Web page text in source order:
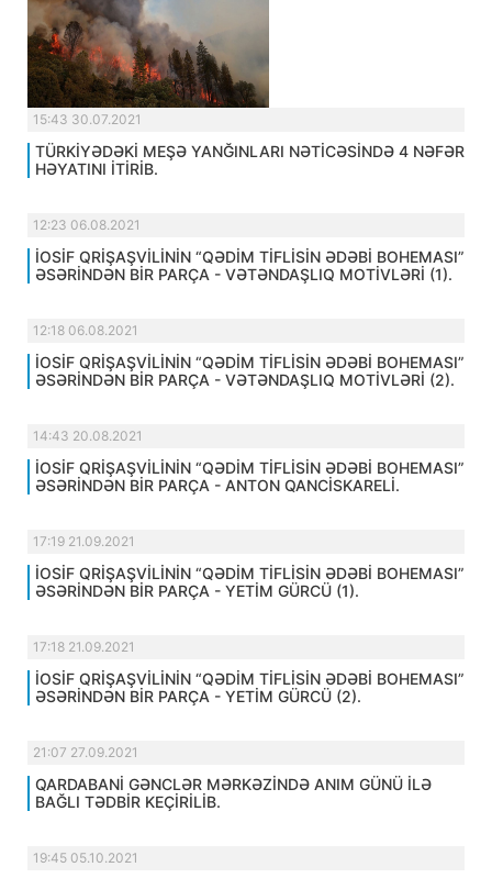
15:43 30.07.2021
TÜRKİYƏDƏKİ MEŞƏ YANĞINLARI NƏTİCƏSİNDƏ 4 NƏFƏR
HƏYATINI İTİRİB.
12:23 06.08.2021
İOSİF QRİŞAŞVİLİNİN “QƏDİM TİFLİSİN ƏDƏBİ BOHEMASI”
ƏSƏRİNDƏN BİR PARÇA - VƏTƏNDAŞLIQ MOTİVLƏRİ (1).
12:18 06.08.2021
İOSİF QRİŞAŞVİLİNİN “QƏDİM TİFLİSİN ƏDƏBİ BOHEMASI”
ƏSƏRİNDƏN BİR PARÇA - VƏTƏNDAŞLIQ MOTİVLƏRİ (2).
14:43 20.08.2021
İOSİF QRİŞAŞVİLİNİN “QƏDİM TİFLİSİN ƏDƏBİ BOHEMASI”
ƏSƏRİNDƏN BİR PARÇA - ANTON QANCİSKARELİ.
17:19 21.09.2021
İOSİF QRİŞAŞVİLİNİN “QƏDİM TİFLİSİN ƏDƏBİ BOHEMASI”
ƏSƏRİNDƏN BİR PARÇA - YETİM GÜRCÜ (1).
17:18 21.09.2021
İOSİF QRİŞAŞVİLİNİN “QƏDİM TİFLİSİN ƏDƏBİ BOHEMASI”
ƏSƏRİNDƏN BİR PARÇA - YETİM GÜRCÜ (2).
21:07 27.09.2021
QARDABANİ GƏNCLƏR MƏRKƏZİNDƏ ANIM GÜNÜ İLƏ
BAĞLI TƏDBİR KEÇİRİLİB.
19:45 05.10.2021